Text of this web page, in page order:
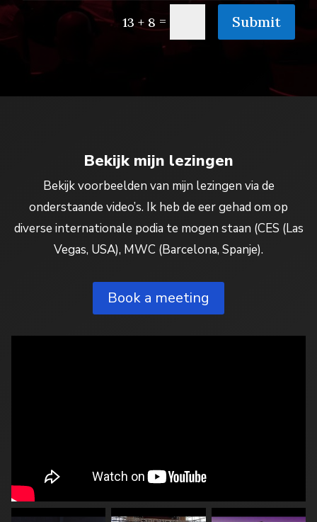
13 + 8 = Submit
Bekijk mijn lezingen
Bekijk voorbeelden van mijn lezingen via de
onderstaande video’s. Ik heb de eer gehad om op
diverse internationale podia te mogen staan (CES (Las
Vegas, USA), MWC (Barcelona, Spanje).
Book a meeting